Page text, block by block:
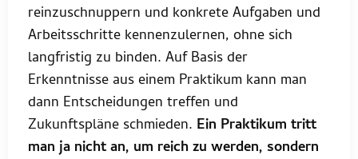
reinzuschnuppern und konkrete Aufgaben und
Arbeitsschritte kennenzulernen, ohne sich
langfristig zu binden. Auf Basis der
Erkenntnisse aus einem Praktikum kann man
dann Entscheidungen treffen und
Zukunftspläne schmieden. Ein Praktikum tritt
man ja nicht an, um reich zu werden, sondern